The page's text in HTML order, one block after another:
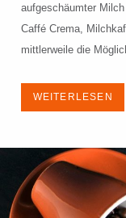
aufgeschäumter
Caffé Crema,
mittlerweile die
WEITERLESEN